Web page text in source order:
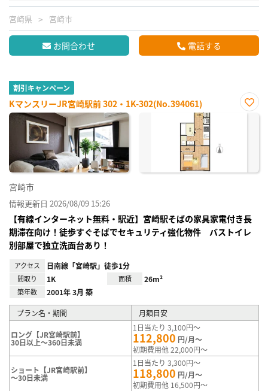
宮崎県 宮崎市
お問合わせ 電話する
割引キャンペーン
KマンスリーJR宮崎駅前 302・1K-302(No.394061)
お気
宮崎市
情報更新日 2026/08/09 15:26
【有線インターネット無料・駅近】宮崎駅そばの家具家電付き長
期滞在向け！徒歩すぐそばでセキュリティ強化物件 バストイレ
別部屋で独立洗面台あり！
アクセス 日南線「宮崎駅」徒歩1分
間取り 1K 面積 26m²
築年数 2001年 3月 築
プラン名・期間 月額目安
ロング【JR宮崎駅前】
30日以上～360日未満
1日当たり 3,100円～
112,800 円/月～
初期費用他 22,000円～
ショート【JR宮崎駅前】
～30日未満
1日当たり 3,300円～
118,800 円/月～
初期費用他 16,500円～